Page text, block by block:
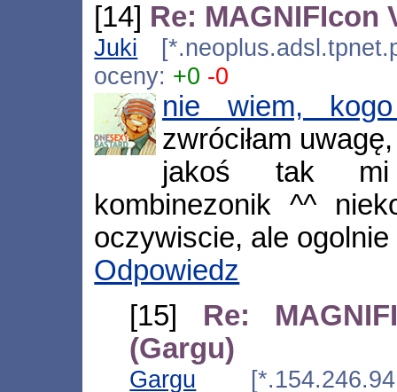
[14] Re:
Juki
oceny: +0 -0
nie wiem,
zwróciłam
jakoś tak
kombinezonik ^^
oczywiscie, ale
Odpowiedz
[15] Re:
(Gargu)
Gargu